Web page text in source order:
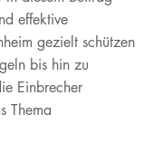
effektive
gezielt schützen
bis hin zu
Einbrecher
Thema